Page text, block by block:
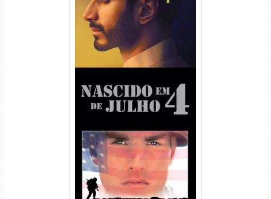
Nascido em 4 de Julho
Torrent (1989) WEB-DL 1080p
Dual Áudio